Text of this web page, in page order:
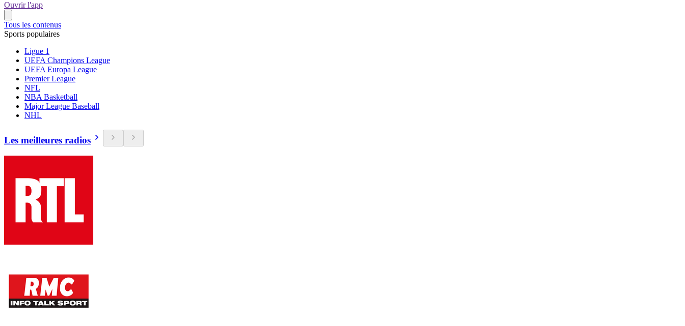
Ouvrir l'app
Tous les contenus
Sports populaires
Ligue 1
UEFA Champions League
UEFA Europa League
Premier League
NFL
NBA Basketball
Major League Baseball
NHL
Les meilleures radios